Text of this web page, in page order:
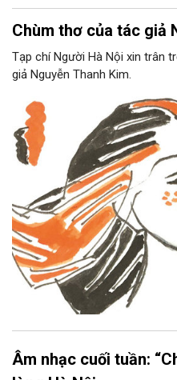
Chùm thơ của tác giả
Tạp chí Người Hà Nội xin trân
giả Nguyễn Thanh Kim.
Âm nhạc cuối tuần: